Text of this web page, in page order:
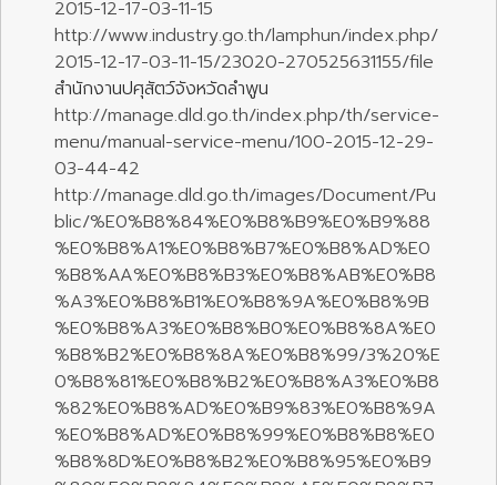
2015-12-17-03-11-15
http://www.industry.go.th/lamphun/index.php/
2015-12-17-03-11-15/23020-270525631155/file
สำนักงานปศุสัตว์จังหวัดลำพูน
http://manage.dld.go.th/index.php/th/service-
menu/manual-service-menu/100-2015-12-29-
03-44-42
http://manage.dld.go.th/images/Document/Pu
blic/%E0%B8%84%E0%B8%B9%E0%B9%88
%E0%B8%A1%E0%B8%B7%E0%B8%AD%E0
%B8%AA%E0%B8%B3%E0%B8%AB%E0%B8
%A3%E0%B8%B1%E0%B8%9A%E0%B8%9B
%E0%B8%A3%E0%B8%B0%E0%B8%8A%E0
%B8%B2%E0%B8%8A%E0%B8%99/3%20%E
0%B8%81%E0%B8%B2%E0%B8%A3%E0%B8
%82%E0%B8%AD%E0%B9%83%E0%B8%9A
%E0%B8%AD%E0%B8%99%E0%B8%B8%E0
%B8%8D%E0%B8%B2%E0%B8%95%E0%B9